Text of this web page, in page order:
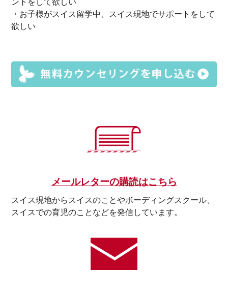
・お子様がスイス留学中、スイス現地でサポートをして
欲しい
メールレターの購読はこちら
スイス現地からスイスのことやボーディングスクール、
スイスでの育児のことなどを発信しています。